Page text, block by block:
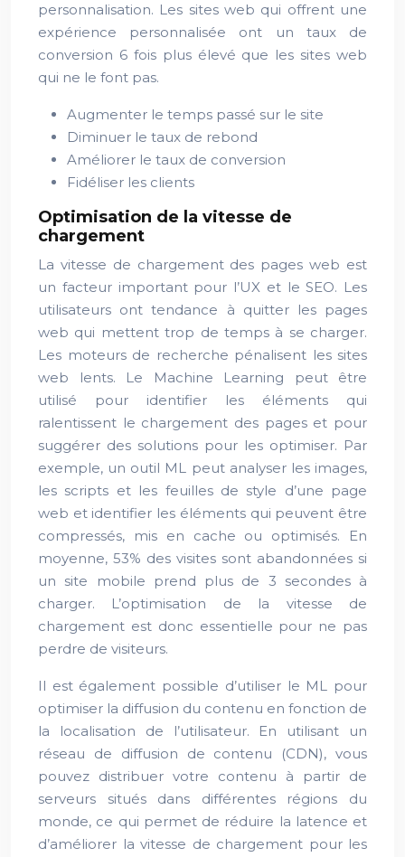
personnalisation. Les sites web qui offrent une
expérience personnalisée ont un taux de
conversion 6 fois plus élevé que les sites web
qui ne le font pas.
Augmenter le temps passé sur le site
Diminuer le taux de rebond
Améliorer le taux de conversion
Fidéliser les clients
Optimisation de la vitesse de
chargement
La vitesse de chargement des pages web est
un facteur important pour l’UX et le SEO. Les
utilisateurs ont tendance à quitter les pages
web qui mettent trop de temps à se charger.
Les moteurs de recherche pénalisent les sites
web lents. Le Machine Learning peut être
utilisé pour identifier les éléments qui
ralentissent le chargement des pages et pour
suggérer des solutions pour les optimiser. Par
exemple, un outil ML peut analyser les images,
les scripts et les feuilles de style d’une page
web et identifier les éléments qui peuvent être
compressés, mis en cache ou optimisés. En
moyenne, 53% des visites sont abandonnées si
un site mobile prend plus de 3 secondes à
charger. L’optimisation de la vitesse de
chargement est donc essentielle pour ne pas
perdre de visiteurs.
Il est également possible d’utiliser le ML pour
optimiser la diffusion du contenu en fonction de
la localisation de l’utilisateur. En utilisant un
réseau de diffusion de contenu (CDN), vous
pouvez distribuer votre contenu à partir de
serveurs situés dans différentes régions du
monde, ce qui permet de réduire la latence et
d’améliorer la vitesse de chargement pour les